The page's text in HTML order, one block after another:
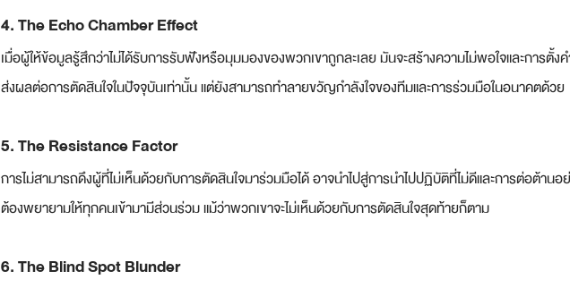
4. The Echo Chamber Effect
เมื่อผู้ให้ข้อมูลรู้สึกว่าไม่ได้รับการรับฟังหรือมุมมองของพวกเขาถูกละเลย มันจะสร้างความไม่พอใจและการตั้ง
ส่งผลต่อการตัดสินใจในปัจจุบันเท่านั้น แต่ยังสามารถทำลายขวัญกำลังใจของทีมและการร่วมมือในอนาคตด้วย
5. The Resistance Factor
การไม่สามารถดึงผู้ที่ไม่เห็นด้วยกับการตัดสินใจมาร่วมมือได้ อาจนำไปสู่การนำไปปฏิบัติที่ไม่ดีและการต่อต้านอ
ต้องพยายามให้ทุกคนเข้ามามีส่วนร่วม แม้ว่าพวกเขาจะไม่เห็นด้วยกับการตัดสินใจสุดท้ายก็ตาม
6. The Blind Spot Blunder